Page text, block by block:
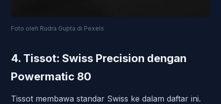
Foto oleh Rudra Gupta di Pexels
4. Tissot: Swiss Precision dengan
Powermatic 80
Tissot membawa standar Swiss ke dalam daftar ini.